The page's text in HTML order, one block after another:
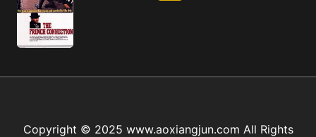
Copyright © 2025 www.aoxiangjun.com All Rights